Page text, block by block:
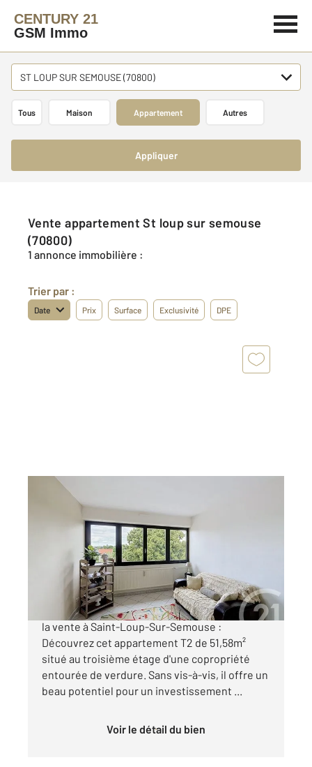
CENTURY 21
GSM Immo
ST LOUP SUR SEMOUSE (70800)
Tous Maison Appartement Autres
Appliquer
Vente appartement St loup sur semouse
(70800)
1 annonce immobilière :
Trier par :
Date Prix Surface Exclusivité DPE
ST LOUP SUR SEMOUSE 70
2, 2 pièces
Ref : 994
Appartement T2 à vendre
29 000 €
CENTURY 21 GSM IMMO à LURE vous propose à
la vente à Saint-Loup-Sur-Semouse :
Découvrez cet appartement T2 de 51,58m²
situé au troisième étage d'une copropriété
entourée de verdure. Sans vis-à-vis, il offre un
beau potentiel pour un investissement ...
Voir le détail du bien